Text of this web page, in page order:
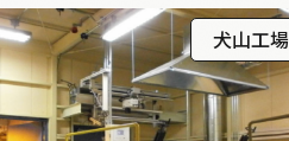
犬山工場